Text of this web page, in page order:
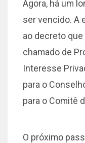
Agora, há um
ser vencido. A
ao decreto
chamado de
Interesse
para o
para o Comitê
O próximo